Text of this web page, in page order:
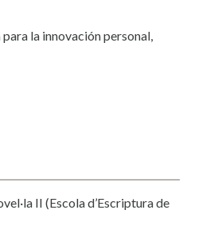
la innovación personal,
II (Escola d’Escriptura de